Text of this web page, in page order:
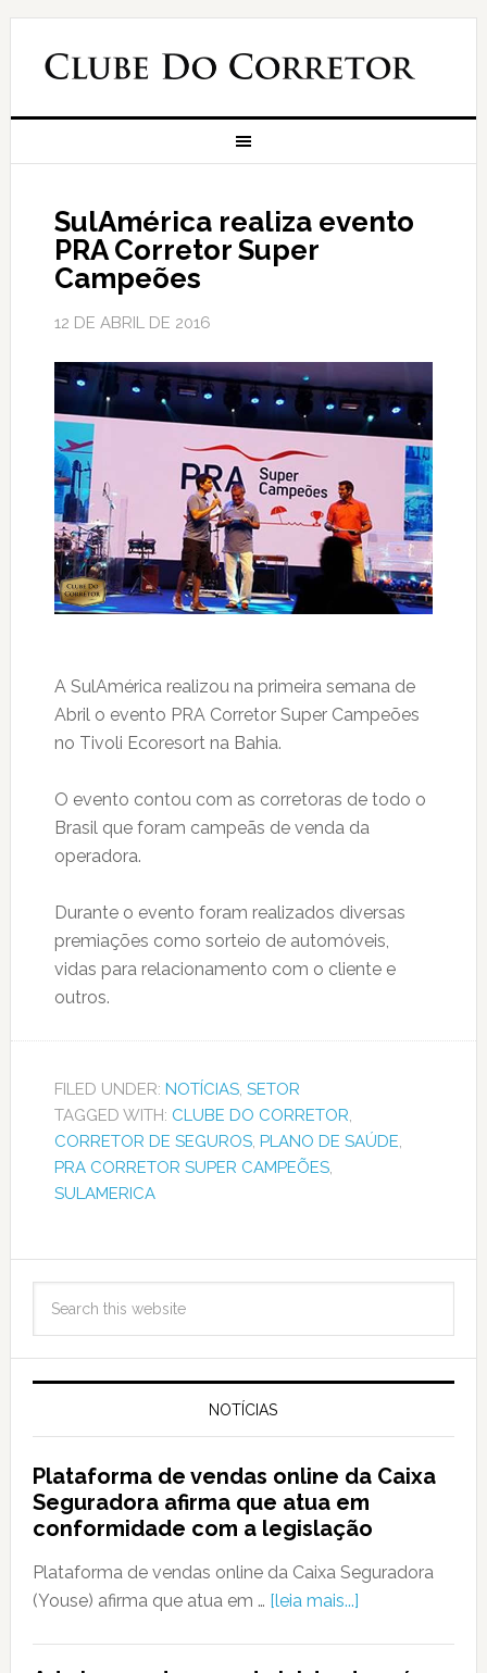
SulAmérica realiza evento
PRA Corretor Super
Campeões
12 DE ABRIL DE 2016
A SulAmérica realizou na primeira semana de
Abril o evento PRA Corretor Super Campeões
no Tivoli Ecoresort na Bahia.
O evento contou com as corretoras de todo o
Brasil que foram campeãs de venda da
operadora.
Durante o evento foram realizados diversas
premiações como sorteio de automóveis,
vidas para relacionamento com o cliente e
outros.
FILED UNDER: NOTÍCIAS, SETOR
TAGGED WITH: CLUBE DO CORRETOR,
CORRETOR DE SEGUROS, PLANO DE SAÚDE,
PRA CORRETOR SUPER CAMPEÕES,
SULAMERICA
NOTÍCIAS
Plataforma de vendas online da Caixa
Seguradora afirma que atua em
conformidade com a legislação
Plataforma de vendas online da Caixa Seguradora
(Youse) afirma que atua em … [leia mais...]